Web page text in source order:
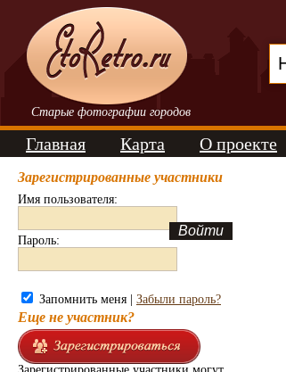
Старые фотографии городов
Главная Карта О проекте
Зарегистрированные участники
Имя пользователя:
Пароль:
Запомнить меня | Забыли пароль?
Еще не участник?